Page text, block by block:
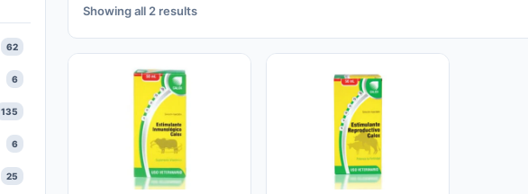
62
6
135
6
25
Showing all 2 resultsSorted